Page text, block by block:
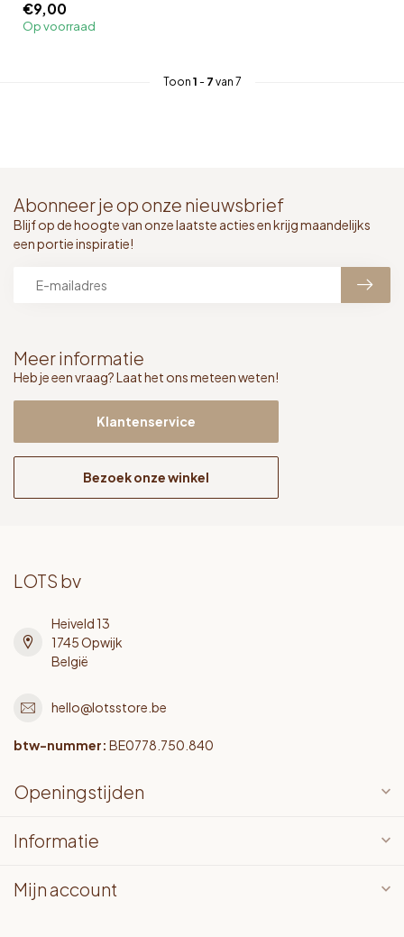
€9,00
Op voorraad
Toon 1 - 7 van 7
Meer informatie
Heb je een vraag? Laat het ons meteen weten!
Klantenservice
Bezoek onze winkel
Abonneer je op onze nieuwsbrief
Blijf op de hoogte van onze laatste acties en krijg maandelijks
een portie inspiratie!
LOTS bv
Heiveld 13
1745 Opwijk
België
hello@lotsstore.be
btw-nummer: BE0778.750.840
Openingstijden
Informatie
Mijn account